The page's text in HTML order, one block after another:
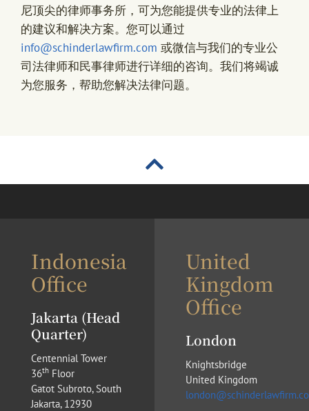
尼顶尖的律师事务所，可为您能提供专业的法律上
的建议和解决方案。您可以通过
info@schinderlawfirm.com 或微信与我们的专业公
司法律师和民事律师进行详细的咨询。我们将竭诚
为您服务，帮助您解决法律问题。
Indonesia
Office
Jakarta (Head
Quarter)
Centennial Tower
36th Floor
Gatot Subroto, South
Jakarta, 12930
United
Kingdom
Office
London
Knightsbridge
United Kingdom